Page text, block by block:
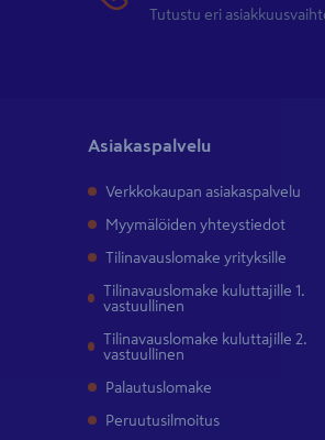
Tutustu eri
Asiakaspalvelu
Verkkokaupan asiakaspalvelu
Myymälöiden yhteystiedot
Tilinavauslomake yrityksille
Tilinavauslomake kuluttajille 1.
vastuullinen
Tilinavauslomake kuluttajille 2.
vastuullinen
Palautuslomake
Peruutusilmoitus